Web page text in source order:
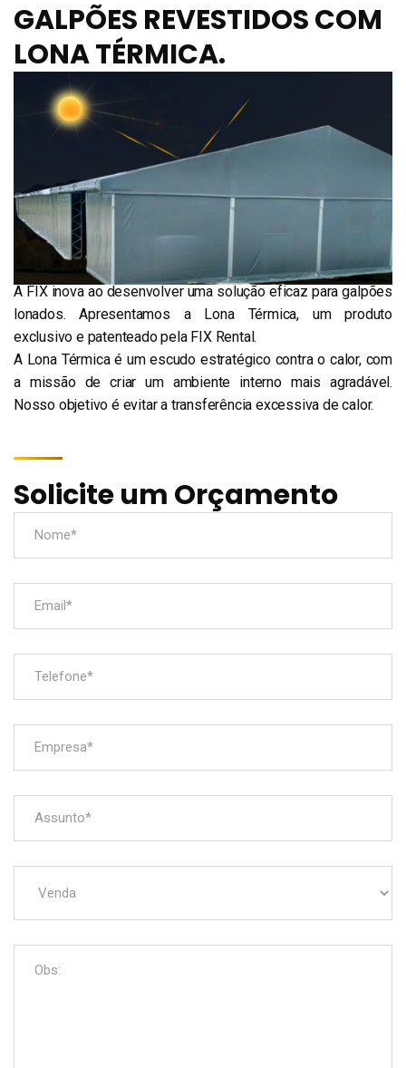
GALPÕES REVESTIDOS COM
LONA TÉRMICA.
A FIX inova ao desenvolver uma solução eficaz para galpões
lonados. Apresentamos a Lona Térmica, um produto
exclusivo e patenteado pela FIX Rental.
A Lona Térmica é um escudo estratégico contra o calor, com
a missão de criar um ambiente interno mais agradável.
Nosso objetivo é evitar a transferência excessiva de calor.
Solicite um Orçamento